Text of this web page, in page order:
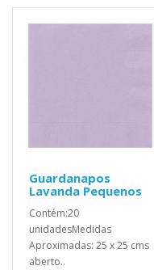
Guardanapos
Lavanda Pequenos
Contém:20
unidadesMedidas
Aproximadas: 25 x 25 cms
aberto..